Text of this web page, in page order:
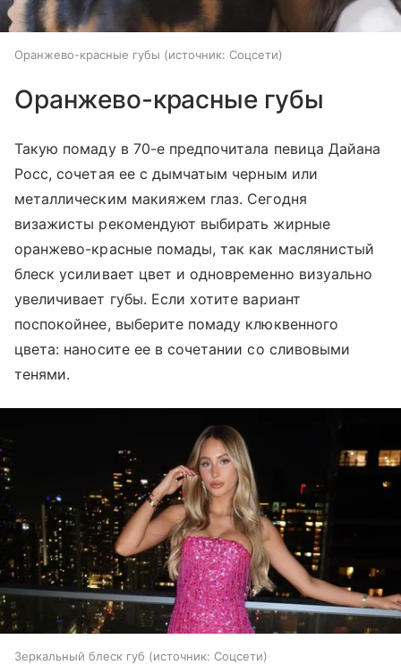
Оранжево-красные губы источник: Соцсети
Оранжево-красные губы
Такую помаду в 70-е предпочитала певица Дайана
Росс, сочетая ее с дымчатым черным или
металлическим макияжем глаз. Сегодня
визажисты рекомендуют выбирать жирные
оранжево-красные помады, так как маслянистый
блеск усиливает цвет и одновременно визуально
увеличивает губы. Если хотите вариант
поспокойнее, выберите помаду клюквенного
цвета: наносите ее в сочетании со сливовыми
тенями.
Зеркальный блеск губ источник: Соцсети